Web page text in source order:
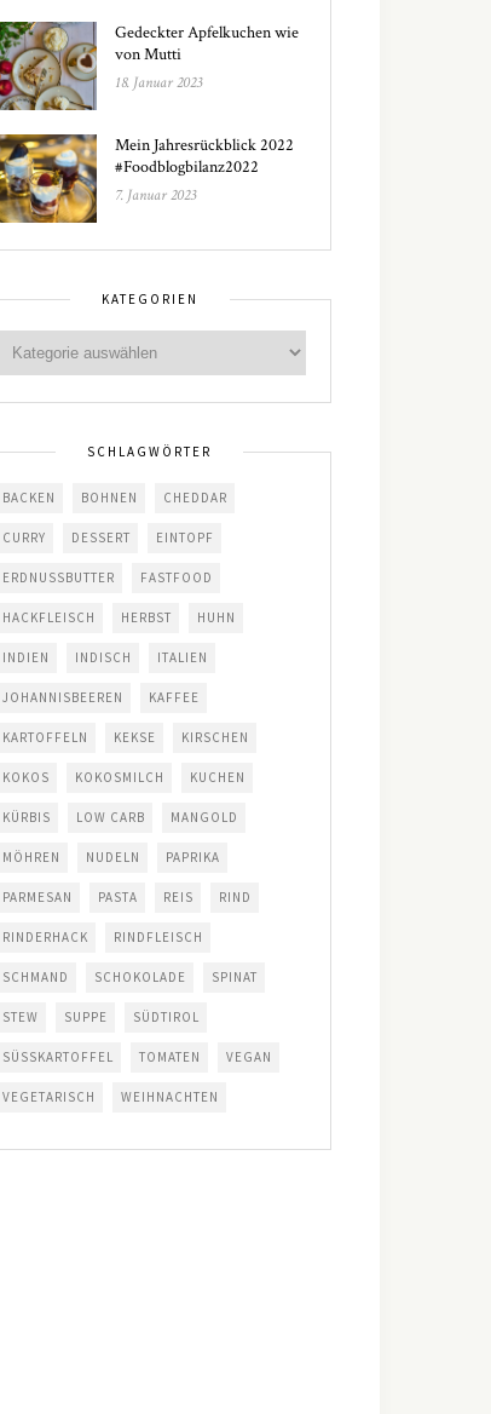
Gedeckter Apfelkuchen wie
von Mutti
18. Januar 2023
Mein Jahresrückblick 2022
#Foodblogbilanz2022
7. Januar 2023
KATEGORIEN
SCHLAGWÖRTER
BACKEN BOHNEN CHEDDAR
CURRY DESSERT EINTOPF
ERDNUSSBUTTER FASTFOOD
HACKFLEISCH HERBST HUHN
INDIEN INDISCH ITALIEN
JOHANNISBEEREN KAFFEE
KARTOFFELN KEKSE KIRSCHEN
KOKOS KOKOSMILCH KUCHEN
KÜRBIS LOW CARB MANGOLD
MÖHREN NUDELN PAPRIKA
PARMESAN PASTA REIS RIND
RINDERHACK RINDFLEISCH
SCHMAND SCHOKOLADE SPINAT
STEW SUPPE SÜDTIROL
SÜSSKARTOFFEL TOMATEN VEGAN
VEGETARISCH WEIHNACHTEN